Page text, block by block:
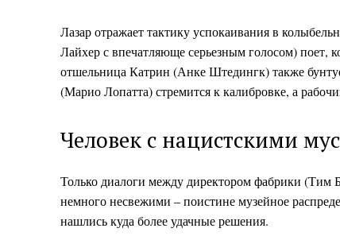
Лазар отражает тактику успокаивания в
Лайхер с впечатляюще серьезным голосом) поет,
отшельница Катрин (Анке Штедингк) также
(Марио Лопатта) стремится к калибровке, а
Человек с нацистскими
Только диалоги между директором фабрики (Тим
немного несвежими – поистине музейное
нашлись куда более удачные решения.